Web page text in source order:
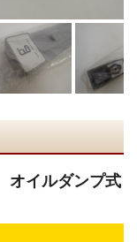
イルダンプ式